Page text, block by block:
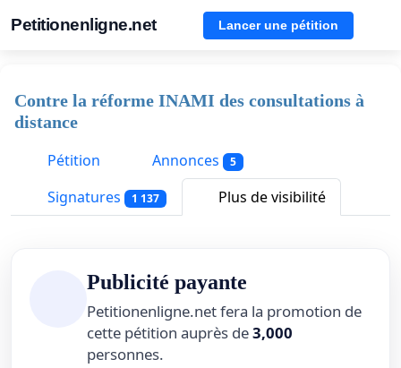
Petitionenligne.net Lancer une pétition
Contre la réforme INAMI des consultations à
distance
Pétition
Annonces 5
Signatures 1 137 Plus de visibilité
Publicité payante
Petitionenligne.net fera la promotion de
cette pétition auprès de3,000
personnes.